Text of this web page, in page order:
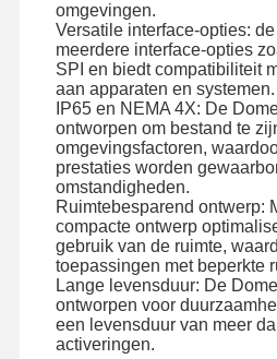
FabriekstochtKwaliteitscont
Role
Vraag Een
Offerte
De Schakelaar van het
Industriële Membraanschakelaar
omgevingen.
Versatile interface-opties:
meerdere interface-opties
SPI en biedt compatibiliteit
aan apparaten en systemen.
IP65 en NEMA 4X: De
ontworpen om bestand te
omgevingsfactoren,
prestaties worden
omstandigheden.
Ruimtebesparend ontwerp:
compacte ontwerp
gebruik van de ruimte,
toepassingen met beperkte
Lange levensduur: De
ontworpen voor
een levensduur van meer
activeringen.